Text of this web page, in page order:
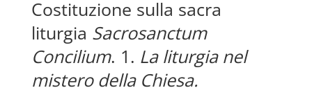
Costituzione sulla sacra
liturgia Sacrosanctum
Concilium. 1. La liturgia nel
mistero della Chiesa.